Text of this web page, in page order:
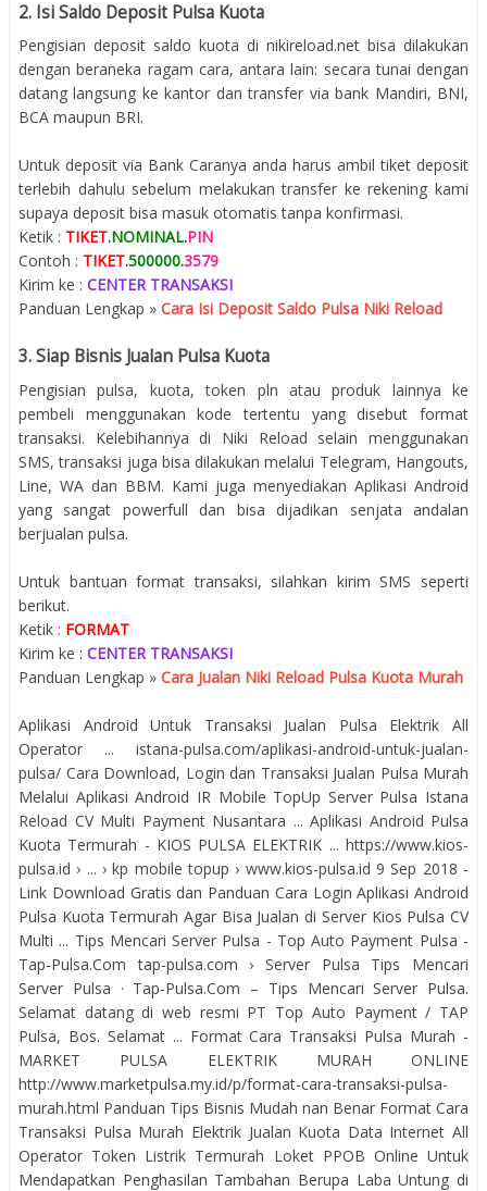
2. Isi Saldo Deposit Pulsa Kuota
Pengisian deposit saldo kuota di nikireload.net bisa dilakukan
dengan beraneka ragam cara, antara lain: secara tunai dengan
datang langsung ke kantor dan transfer via bank Mandiri, BNI,
BCA maupun BRI.
Untuk deposit via Bank Caranya anda harus ambil tiket deposit
terlebih dahulu sebelum melakukan transfer ke rekening kami
supaya deposit bisa masuk otomatis tanpa konfirmasi.
Ketik : TIKET.NOMINAL.PIN
Contoh : TIKET.500000.3579
Kirim ke : CENTER TRANSAKSI
Panduan Lengkap » Cara Isi Deposit Saldo Pulsa Niki Reload
3. Siap Bisnis Jualan Pulsa Kuota
Pengisian pulsa, kuota, token pln atau produk lainnya ke
pembeli menggunakan kode tertentu yang disebut format
transaksi. Kelebihannya di Niki Reload selain menggunakan
SMS, transaksi juga bisa dilakukan melalui Telegram, Hangouts,
Line, WA dan BBM. Kami juga menyediakan Aplikasi Android
yang sangat powerfull dan bisa dijadikan senjata andalan
berjualan pulsa.
Untuk bantuan format transaksi, silahkan kirim SMS seperti
berikut.
Ketik : FORMAT
Kirim ke : CENTER TRANSAKSI
Panduan Lengkap » Cara Jualan Niki Reload Pulsa Kuota Murah
Aplikasi Android Untuk Transaksi Jualan Pulsa Elektrik All
Operator ... istana-pulsa.com/aplikasi-android-untuk-jualan-
pulsa/ Cara Download, Login dan Transaksi Jualan Pulsa Murah
Melalui Aplikasi Android IR Mobile TopUp Server Pulsa Istana
Reload CV Multi Payment Nusantara ... Aplikasi Android Pulsa
Kuota Termurah - KIOS PULSA ELEKTRIK ... https://www.kios-
pulsa.id › ... › kp mobile topup › www.kios-pulsa.id 9 Sep 2018 -
Link Download Gratis dan Panduan Cara Login Aplikasi Android
Pulsa Kuota Termurah Agar Bisa Jualan di Server Kios Pulsa CV
Multi ... Tips Mencari Server Pulsa - Top Auto Payment Pulsa -
Tap-Pulsa.Com tap-pulsa.com › Server Pulsa Tips Mencari
Server Pulsa · Tap-Pulsa.Com – Tips Mencari Server Pulsa.
Selamat datang di web resmi PT Top Auto Payment / TAP
Pulsa, Bos. Selamat ... Format Cara Transaksi Pulsa Murah -
MARKET PULSA ELEKTRIK MURAH ONLINE
http://www.marketpulsa.my.id/p/format-cara-transaksi-pulsa-
murah.html Panduan Tips Bisnis Mudah nan Benar Format Cara
Transaksi Pulsa Murah Elektrik Jualan Kuota Data Internet All
Operator Token Listrik Termurah Loket PPOB Online Untuk
Mendapatkan Penghasilan Tambahan Berupa Laba Untung di